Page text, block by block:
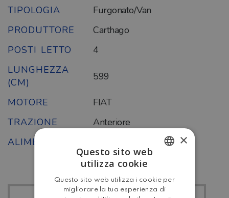
TIPOLOGIA
Furgonato/Van
PRODUTTORE
Carthago
POSTI LETTO
4
LUNGHEZZA
(CM)
599
MOTORE
FIAT
TRAZIONE
Anteriore
ALIMENTAZIONE
ENGLISH
×
Questo sito web
utilizza cookie
Questo sito web utilizza i cookie per
migliorare la tua esperienza di